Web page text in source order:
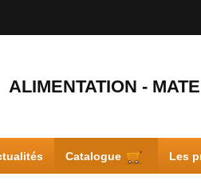
ALIMENTATION -
Catalogue Les